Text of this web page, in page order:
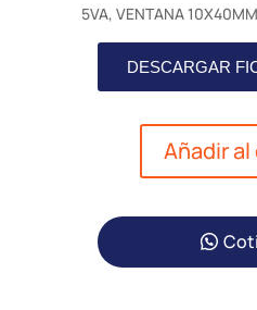
5VA, VENTANA
DESCARGAR
Añadir